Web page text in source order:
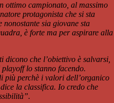
ottimo campionato, al massimo
protagonista che si sta
nonostante sia giovane sta
è forte ma per aspirare alla
dicono che l’obiettivo è salvarsi,
lo stanno facendo.
più perchè i valori dell’organico
la classifica. Io credo che